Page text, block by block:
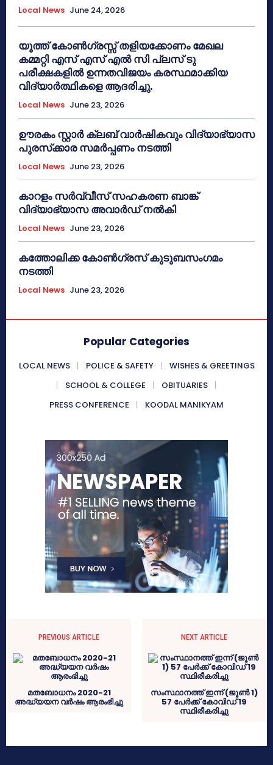
Local News June 24, 2026
യൂത്ത് കോൺഗ്രസ്സ് തളിയക്കോണം മേഖല
കമ്മറ്റി എസ് എസ് എൽ സി പ്ലസ് ടു
പരീക്ഷകളിൽ ഉന്നതവിജയം കരസ്ഥമാക്കിയ
വിദ്യാർത്ഥികളെ ആദരിച്ചു.
Local News June 23, 2026
ഊരകം സ്റ്റാർ ക്ലബ് വാർഷികവും വിദ്യാഭ്യാസ
പുരസ്‌ക്കാര സമർപ്പണം നടത്തി
Local News June 23, 2026
കാറളം സർവ്വീസ് സഹകരണ ബാങ്ക്
വിദ്യാഭ്യാസ അവാർഡ് നൽകി
Local News June 23, 2026
കത്തോലിക്ക കോൺഗ്രസ് കുടുബസംഗമം
നടത്തി
Local News June 23, 2026
Popular Categories
LOCAL NEWS POLICE & SAFETY
WISHES & GREETINGS
SCHOOL & COLLEGE
OBITUARIES
PRESS CONFERENCE
KOODAL MANIKYAM
PREVIOUS ARTICLE
മതബോധനം 2020-21
അദ്ധ്യയന വര്‍ഷം ആരംഭിച്ചു
NEXT ARTICLE
സംസ്ഥാനത്ത് ഇന്ന് (ജൂൺ 1)
57 പേർക്ക് കോവിഡ് 19
സ്ഥിരീകരിച്ചു